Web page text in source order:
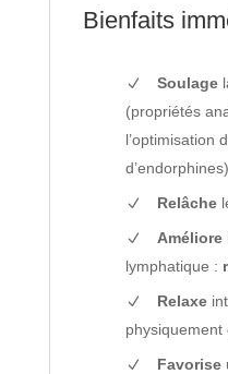
Bienfaits
Soulage
(propriétés
l’optimisation
d’endorphines),
Relâche
Améliore
lymphatique :
Relaxe
physiquement
Favorise